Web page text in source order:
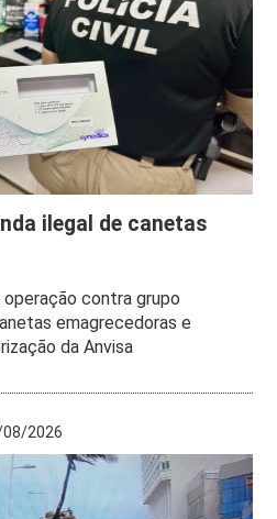
ilegal de canetas
contra grupo
emagrecedoras e
da Anvisa
08/2026